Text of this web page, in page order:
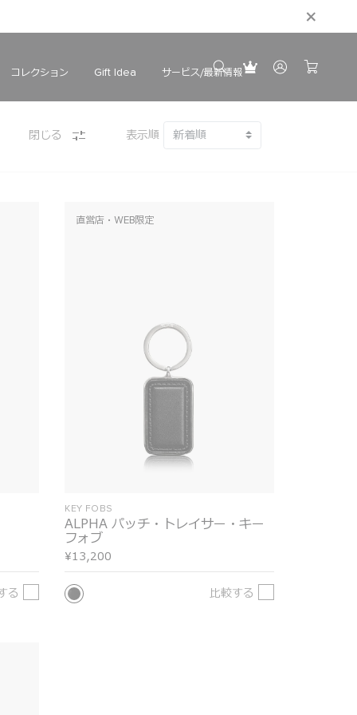
コレクション Gift Idea サービス/最新情報
閉じる 表示順
る
直営店・WEB限定
KEY FOBS
ALPHA パッチ・トレイサー・キー
フォブ
¥13,200
比較する